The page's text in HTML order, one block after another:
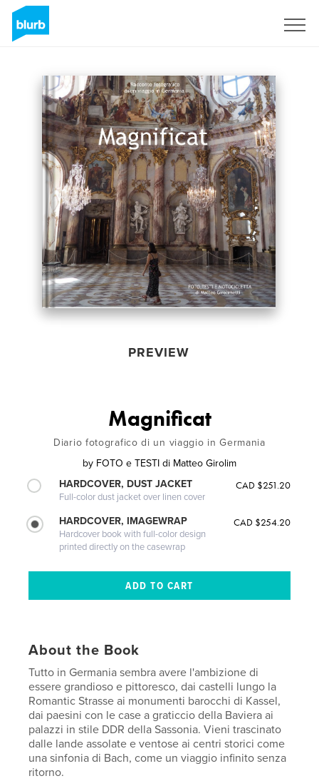
PREVIEW
Magnificat
Diario fotografico di un viaggio in Germania
by FOTO e TESTI di Matteo Girolim
HARDCOVER, DUST JACKET
Full-color dust jacket over linen cover
CAD $251.20
HARDCOVER, IMAGEWRAP
Hardcover book with full-color design
printed directly on the casewrap
CAD $254.20
About the Book
Tutto in Germania sembra avere l'ambizione di
essere grandioso e pittoresco, dai castelli lungo la
Romantic Strasse ai monumenti barocchi di Kassel,
dai paesini con le case a graticcio della Baviera ai
palazzi in stile DDR della Sassonia. Vieni trascinato
dalle lande assolate e ventose ai centri storici come
una sinfonia di Bach, come un viaggio infinito senza
ritorno.